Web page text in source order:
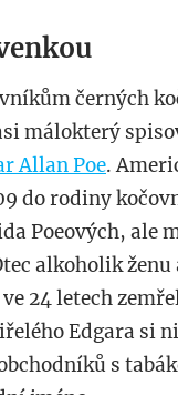
černých
málokterý
Allan Poe.
do rodiny
Poeových, ale
alkoholik
24 letech
Edgara si
s